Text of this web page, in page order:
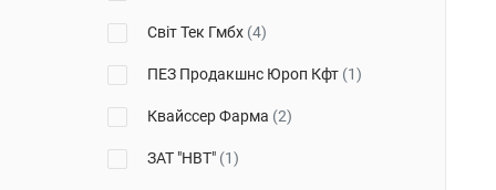
Світ Тек Гмбх (4)
ПЕЗ Продакшнс Юроп Кфт (1)
Квайссер Фарма (2)
ЗАТ "НВТ" (1)